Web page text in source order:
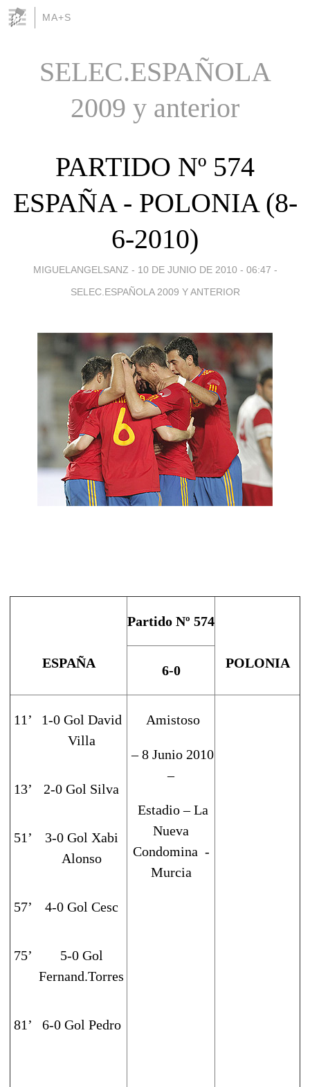
MA+S
SELEC.ESPAÑOLA
2009 y anterior
PARTIDO Nº 574
ESPAÑA - POLONIA (8-
6-2010)
MIGUELANGELSANZ - 10 DE JUNIO DE 2010 - 06:47 -
SELEC.ESPAÑOLA 2009 Y ANTERIOR
ESPAÑA
Partido Nº 574
POLONIA
6-0
11’
1-0 Gol David
Villa
13’ 2-0 Gol Silva
51’
3-0 Gol Xabi
Alonso
57’ 4-0 Gol Cesc
75’
5-0 Gol
Fernand.Torres
81’ 6-0 Gol Pedro
Amistoso
– 8 Junio 2010
–
Estadio – La
Nueva
Condomina -
Murcia